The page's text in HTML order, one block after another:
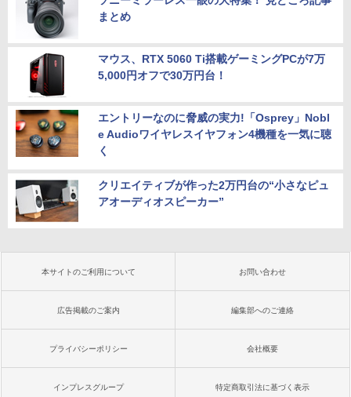
まとめ
マウス、RTX 5060 Ti搭載ゲーミングPCが7万
5,000円オフで30万円台！
エントリーなのに脅威の実力!「Osprey」Nobl
e Audioワイヤレスイヤフォン4機種を一気に聴
く
クリエイティブが作った2万円台の“小さなピュ
アオーディオスピーカー”
本サイトのご利用について お問い合わせ
広告掲載のご案内 編集部へのご連絡
プライバシーポリシー 会社概要
インプレスグループ 特定商取引法に基づく表示